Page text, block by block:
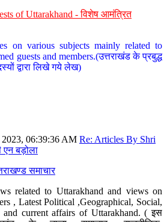
of Uttarakhand - विशेष आमंत्रित
on various subjects mainly related to
guests and members.(उत्तराखंड के प्रबुद्ध
द्वारा लिखे गये लेख)
2023, 06:39:36 AM Re: Articles By Shri
बड़ोला
समाचार
related to Uttarakhand and views on
, Latest Political ,Geographical, Social,
current affairs of Uttarakhand. ( इस